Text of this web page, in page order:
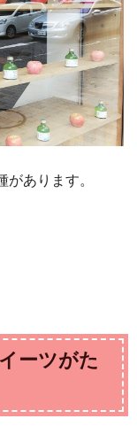
あります。
ーツがた